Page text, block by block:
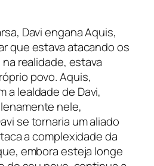
Davi engana Aquis,
que estava atacando os
realidade, estava
povo. Aquis,
a lealdade de Davi,
nele,
se tornaria um aliado
a complexidade da
embora esteja longe